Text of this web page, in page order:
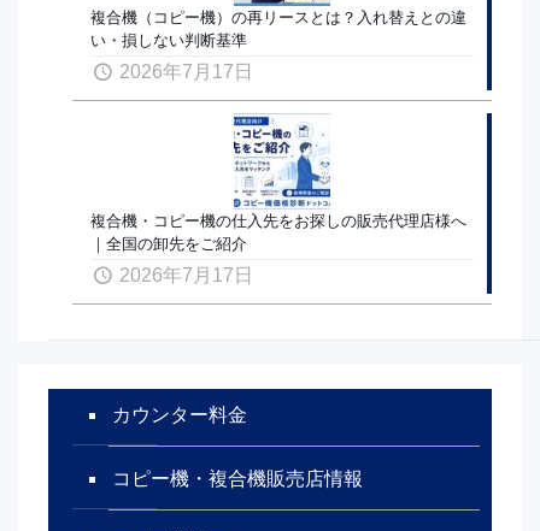
複合機（コピー機）の再リースとは？入れ替えとの違
い・損しない判断基準
2026年7月17日
複合機・コピー機の仕入先をお探しの販売代理店様へ
｜全国の卸先をご紹介
2026年7月17日
カウンター料金
コピー機・複合機販売店情報